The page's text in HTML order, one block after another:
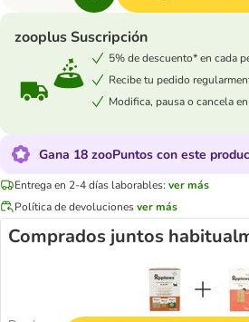
zooplus Suscripción
5% de descuento* en cada
Recibe tu pedido
Modifica, pausa o cancela
Gana 18 zooPuntos con este
Entrega en 2-4 días laborables: ver más
Política de devolucionesver más
Comprados juntos